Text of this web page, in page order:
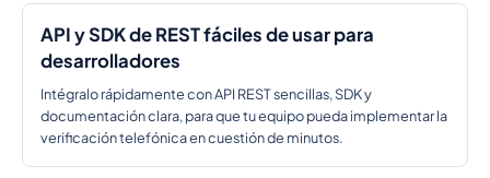
API y SDK de REST fáciles de usar para
desarrolladores
Intégralo rápidamente con API REST sencillas, SDK y
documentación clara, para que tu equipo pueda implementar la
verificación telefónica en cuestión de minutos.